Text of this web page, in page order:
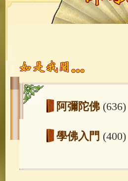
阿彌陀佛 (636)
學佛入門 (400)
玉曆寶鈔(236)